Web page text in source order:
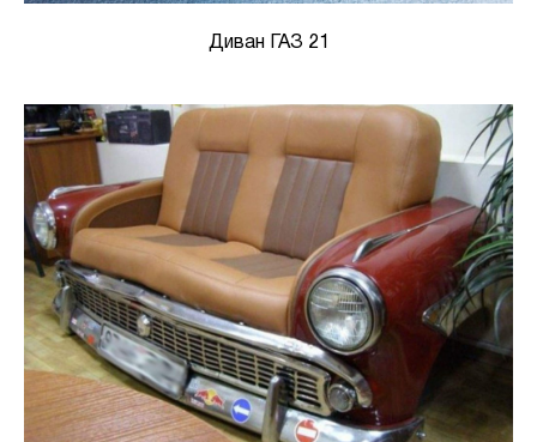
Диван ГАЗ 21